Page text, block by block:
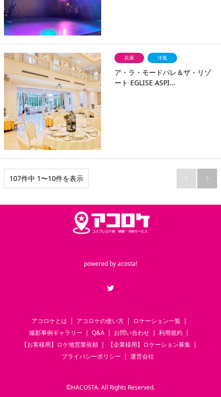
兵庫 洋風
ア・ラ・モードパレ＆ザ・リゾ
ート EGLISEASPI…
107件中 1〜10件を表示  
powered byacosta!
アコロケとは アコロケの使い方
ロケーション一覧
撮影事例ギャラリー
Q&A お問い合わせ
利用規約
【お客様用】ロケ地営業依頼
【企業様用】ロケーション募集
プライバシーポリシー
運営会社
©HACOSTA. All Rights Reserved.